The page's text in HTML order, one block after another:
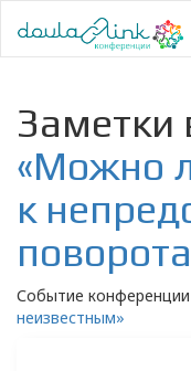
Заметки
«Можно
к
Событие конференции
неизвестным»